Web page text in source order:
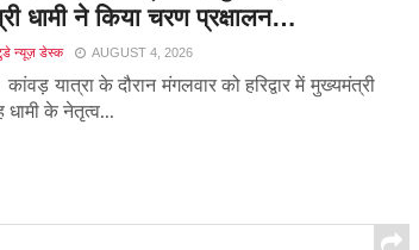
धामी ने किया चरण प्रक्षालन…
न्यूज़ डेस्क AUGUST 4, 2026
कांवड़ यात्रा के दौरान मंगलवार को हरिद्वार में मुख्यमंत्री
धामी के नेतृत्व...